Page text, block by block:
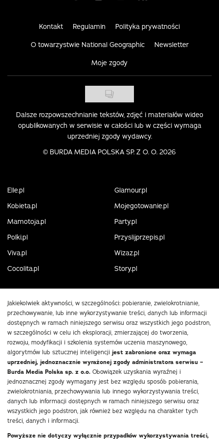
Kontakt Regulamin Polityka prywatności
O towarzystwie National Geographic Newsletter
Moje zgody
Dalsze rozpowszechnianie tekstów, zdjęć i materiałów wideo
opublikowanych w serwisie w całości lub w części wymaga
uprzedniej zgody wydawcy.
© BURDA MEDIA POLSKA SP. Z O. O. 2026
Elle.pl
Glamour.pl
Kobieta.pl
Mojegotowanie.pl
Mamotoja.pl
Party.pl
Polki.pl
Przyslijprzepis.pl
Viva.pl
Wizaz.pl
Cocolita.pl
Story.pl
Jakiekolwiek aktywności, w szczególności: pobieranie, zwielokrotnianie,
przechowywanie, lub inne wykorzystywanie treści, danych lub informacji
dostępnych w ramach niniejszego serwisu oraz wszystkich jego podstron,
w szczególności w celu ich eksploracji, zmierzającej do tworzenia,
rozwoju, modyfikacji i szkolenia systemów uczenia maszynowego,
algorytmów lub sztucznej inteligencji jest zabronione oraz wymaga
uprzedniej, jednoznacznie wyrażonej zgody administratora serwisu –
Burda Media Polska sp. z o.o. Obowiązek uzyskania wyraźnej i
jednoznacznej zgody wymagany jest bez względu sposób pobierania,
zwielokrotniania, przechowywania lub innego wykorzystywania treści,
danych lub informacji dostępnych w ramach niniejszego serwisu oraz
wszystkich jego podstron, jak również bez względu na charakter tych
treści, danych i informacji.
Powyższe nie dotyczy wyłącznie przypadków wykorzystywania treści,